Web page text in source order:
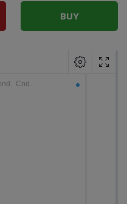
BUY